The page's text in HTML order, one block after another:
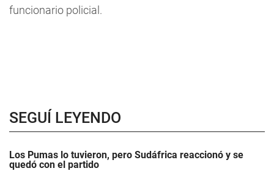
funcionario policial.
SEGUÍ LEYENDO
Los Pumas lo tuvieron, pero Sudáfrica reaccionó y se
quedó con el partido